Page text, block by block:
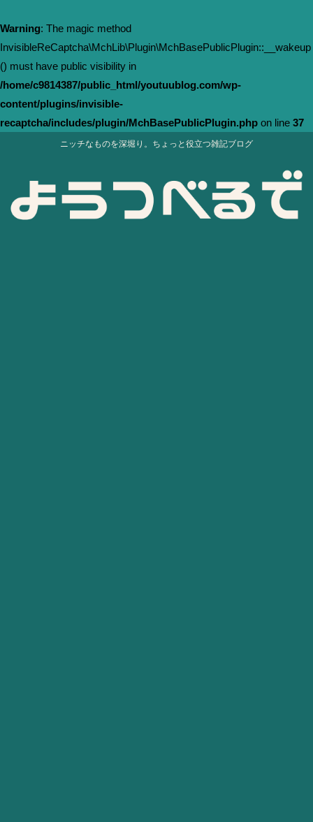
Warning: The magic method
InvisibleReCaptcha\MchLib\Plugin\MchBasePublicPlugin::__wakeup
() must have public visibility in
/home/c9814387/public_html/youtuublog.com/wp-
content/plugins/invisible-
recaptcha/includes/plugin/MchBasePublicPlugin.php on line 37
ニッチなものを深堀り。ちょっと役立つ雑記ブログ